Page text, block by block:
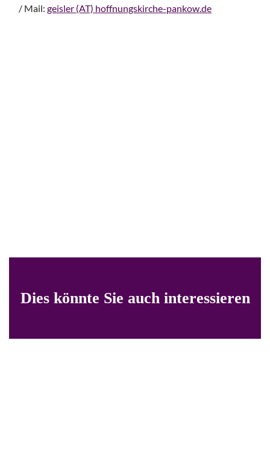
/ Mail: geisler (AT) hoffnungskirche-pankow.de
Dies könnte Sie auch interessieren